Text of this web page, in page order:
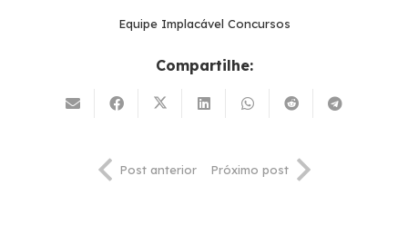
Equipe Implacável Concursos
Compartilhe:
Post anterior Próximo post